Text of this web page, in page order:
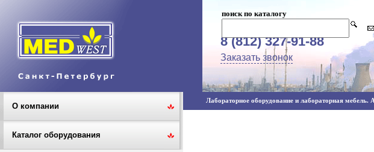
поиск по каталогу
8 (812) 327-91-88
Заказать звонок
О компании
Каталог оборудования
Лабораторное оборудование и лабораторная мебель.